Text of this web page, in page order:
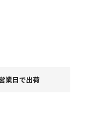
業日で出荷